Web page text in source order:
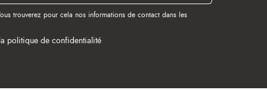
trouverez pour cela nos informations de contact dans les
politique de confidentialité